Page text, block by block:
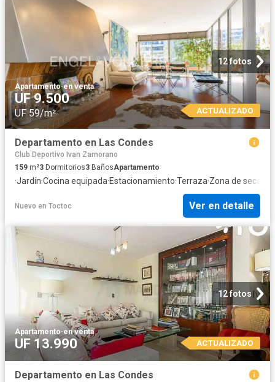
12 fotos
Apartamento·en venta
UF 9.500
UF 59/m² ACTUALIZADO
Departamento en Las Condes
Club Deportivo Ivan Zamorano
159 m²3 Dormitorios3 BañosApartamento
·Jardín·Cocina equipada·Estacionamiento·Terraza·Zona de secado
Nuevo en Toctoc Ver en detalle
12 fotos
Apartamento·en venta
UF 13.990 ACTUALIZADO
Departamento en Las Condes